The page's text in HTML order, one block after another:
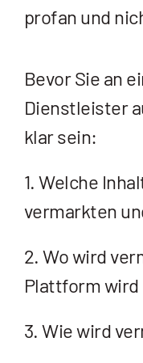
profan und
Bevor Sie an
Dienstleister
klar sein:
1. Welche
vermarkten
2. Wo wird
Plattform
3. Wie wird